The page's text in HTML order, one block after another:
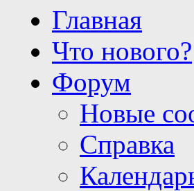
Главная
Что нового?
Форум
Новые
Справка